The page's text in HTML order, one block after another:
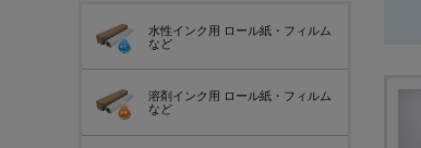
水性インク用 ロール紙・フィルム
など
溶剤インク用 ロール紙・フィルム
など